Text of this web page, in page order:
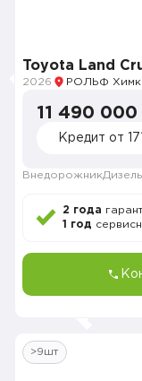
Toyota Land
2026 РОЛЬФ
11 490 000
Кредит от
ВнедорожникДизель
2 года
1 год
>9шт